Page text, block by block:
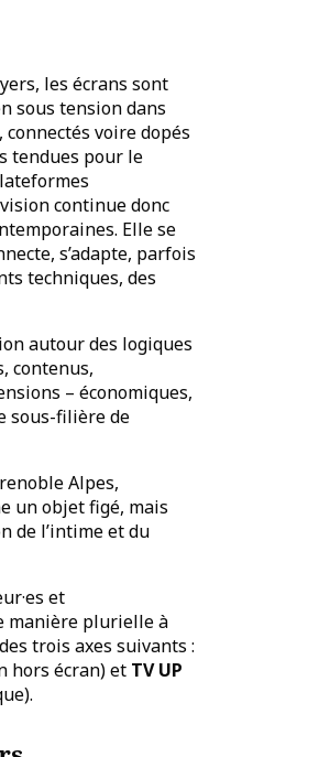
les écrans sont
sous tension dans
voire dopés
tendues pour le
continue donc
Elle se
s’adapte, parfois
techniques, des
autour des logiques
contenus,
– économiques,
sous-filière de
Alpes,
un objet figé, mais
de l’intime et du
et
manière plurielle à
trois axes suivants :
hors écran) et TV UP